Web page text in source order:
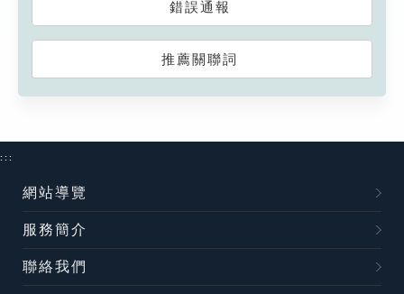
錯誤通報
推薦關聯詞
:::
網站導覽
服務簡介
聯絡我們